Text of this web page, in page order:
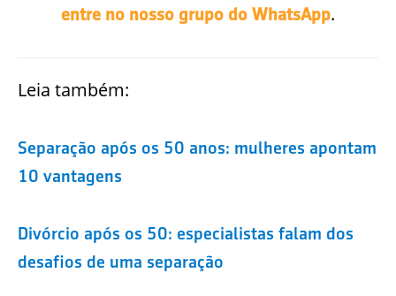
entre no nosso grupo do WhatsApp.
Leia também:
Separação após os 50 anos: mulheres apontam
10 vantagens
Divórcio após os 50: especialistas falam dos
desafios de uma separação